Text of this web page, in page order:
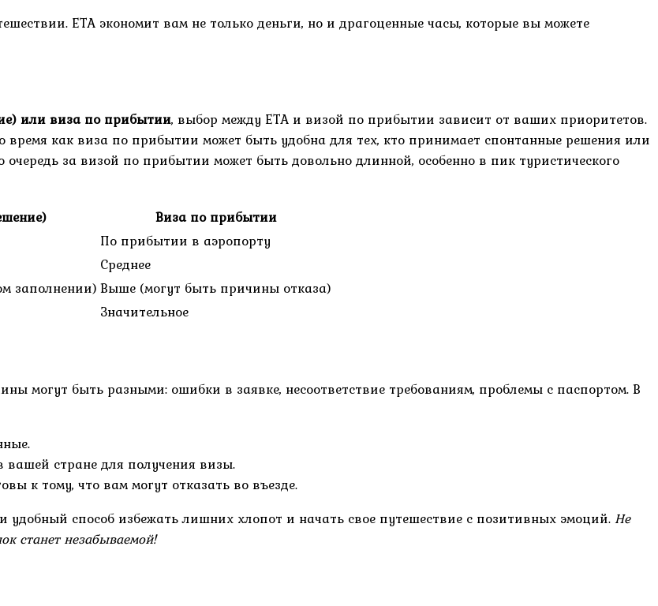
ETA экономит вам не только деньги, но и драгоценные часы, которые вы можете
или виза по прибытии, выбор между ETA и визой по прибытии зависит от ваших приоритетов.
время как виза по прибытии может быть удобна для тех, кто принимает спонтанные решения или
за визой по прибытии может быть довольно длинной, особенно в пик туристического
Виза по прибытии
По прибытии в аэропорту
Среднее
заполнении)Выше (могут быть причины отказа)
Значительное
могут быть разными: ошибки в заявке, несоответствие требованиям, проблемы с паспортом. В
стране для получения визы.
к тому, что вам могут отказать во въезде.
способ избежать лишних хлопот и начать свое путешествие с позитивных эмоций.Не
станет незабываемой!